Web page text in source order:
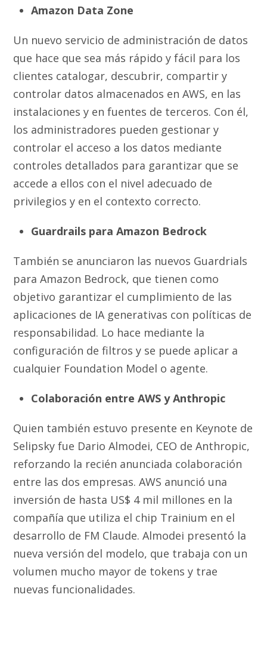
Amazon Data Zone
Un nuevo servicio de administración de datos
que hace que sea más rápido y fácil para los
clientes catalogar, descubrir, compartir y
controlar datos almacenados en AWS, en las
instalaciones y en fuentes de terceros. Con él,
los administradores pueden gestionar y
controlar el acceso a los datos mediante
controles detallados para garantizar que se
accede a ellos con el nivel adecuado de
privilegios y en el contexto correcto.
Guardrails para Amazon Bedrock
También se anunciaron las nuevos Guardrials
para Amazon Bedrock, que tienen como
objetivo garantizar el cumplimiento de las
aplicaciones de IA generativas con políticas de
responsabilidad. Lo hace mediante la
configuración de filtros y se puede aplicar a
cualquier Foundation Model o agente.
Colaboración entre AWS y Anthropic
Quien también estuvo presente en Keynote de
Selipsky fue Dario Almodei, CEO de Anthropic,
reforzando la recién anunciada colaboración
entre las dos empresas. AWS anunció una
inversión de hasta US$ 4 mil millones en la
compañía que utiliza el chip Trainium en el
desarrollo de FM Claude. Almodei presentó la
nueva versión del modelo, que trabaja con un
volumen mucho mayor de tokens y trae
nuevas funcionalidades.